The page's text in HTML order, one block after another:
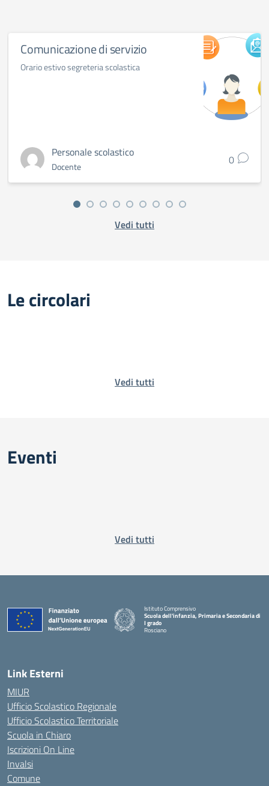
Comunicazione di servizio
Orario estivo segreteria scolastica
Personale scolastico
Docente 0
Vedi tutti
Le circolari
Vedi tutti
Eventi
Vedi tutti
Istituto Comprensivo
Scuola dell'infanzia, Primaria e Secondaria di
I grado
Rosciano
Link Esterni
MIUR
Ufficio Scolastico Regionale
Ufficio Scolastico Territoriale
Scuola in Chiaro
Iscrizioni On Line
Invalsi
Comune